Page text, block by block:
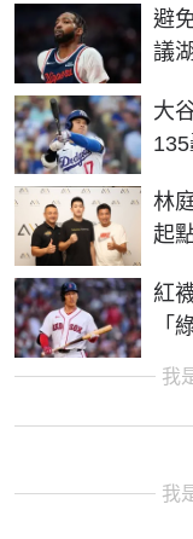
避
議
大
林
起
紅
「
我
我